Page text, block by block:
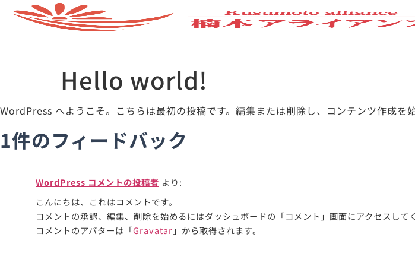
Hello world!
WordPress へようこそ。こちらは最初の投稿です。編集または削除し、コンテンツ作成を
1件のフィードバック
WordPress コメントの投稿者 より:
こんにちは、これはコメントです。
コメントの承認、編集、削除を始めるにはダッシュボードの「コメント」画面にアクセスして
コメントのアバターは「Gravatar 」から取得されます。